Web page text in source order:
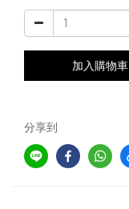
加入購物車
分享到